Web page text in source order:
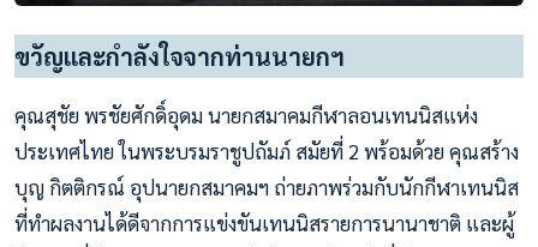
ขวัญและกำลังใจจากท่านนายกฯ
คุณสุชัย พรชัยศักดิ์อุดม นายกสมาคมกีฬาลอนเทนนิสแห่ง
ประเทศไทย ในพระบรมราชูปถัมภ์ สมัยที่ 2 พร้อมด้วย คุณสร้าง
บุญ กิตติกรณ์ อุปนายกสมาคมฯ ถ่ายภาพร่วมกับนักกีฬาเทนนิส
ที่ทำผลงานได้ดีจากการแข่งขันเทนนิสรายการนานาชาติ และผู้